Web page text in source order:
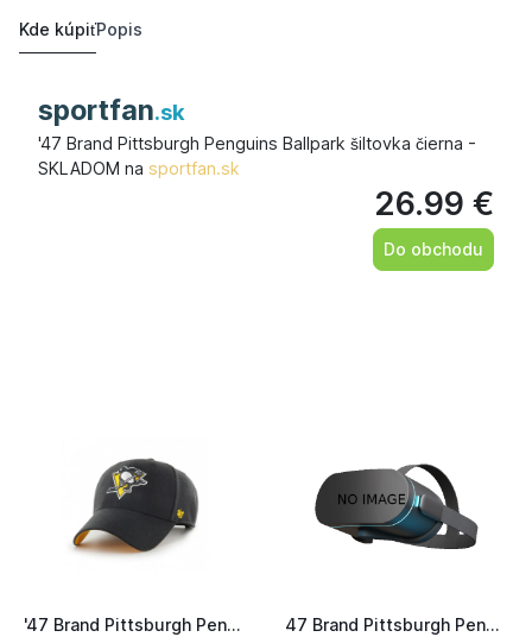
Kde kúpiťPopis
sportfan.sk
'47 Brand Pittsburgh Penguins Ballpark šiltovka čierna -
SKLADOM na sportfan.sk
26.99 €
Do obchodu
'47 Brand Pittsburgh Penguins Ballpark šiltovka čierna - SKL... 47 Brand Pittsburgh Penguins Ballpark Snap ’47 MVP NHL